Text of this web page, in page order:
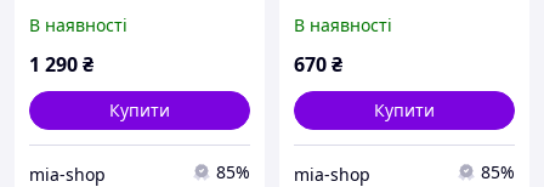
капюшоном оверсайз
цвіт марсала та шоколад
В наявності
1 290₴
Купити
mia-shop 85%
оверсайз колір сірий і
чорний
В наявності
670₴
Купити
mia-shop 85%